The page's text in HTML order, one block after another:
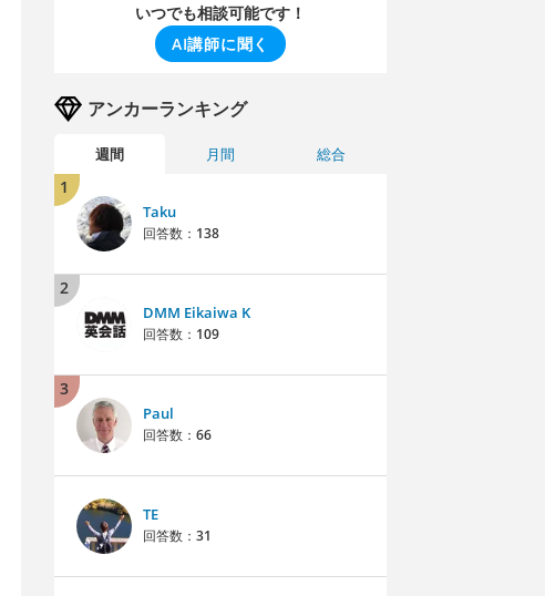
いつでも相談可能です！
AI講師に聞く
アンカーランキング
週間 月間 総合
1
Taku
回答数： 138
2
DMM Eikaiwa K
回答数： 109
3
Paul
回答数： 66
TE
回答数： 31